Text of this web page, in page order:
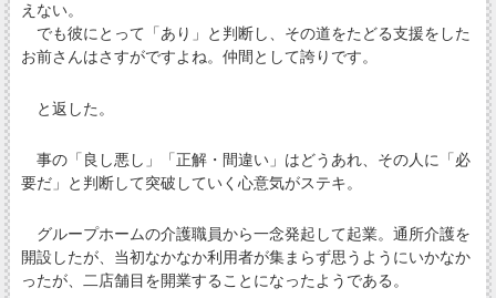
えない。
でも彼にとって「あり」と判断し、その道をたどる支援をした
お前さんはさすがですよね。仲間として誇りです。
と返した。
事の「良し悪し」「正解・間違い」はどうあれ、その人に「必
要だ」と判断して突破していく心意気がステキ。
グループホームの介護職員から一念発起して起業。通所介護を
開設したが、当初なかなか利用者が集まらず思うようにいかなか
ったが、二店舗目を開業することになったようである。